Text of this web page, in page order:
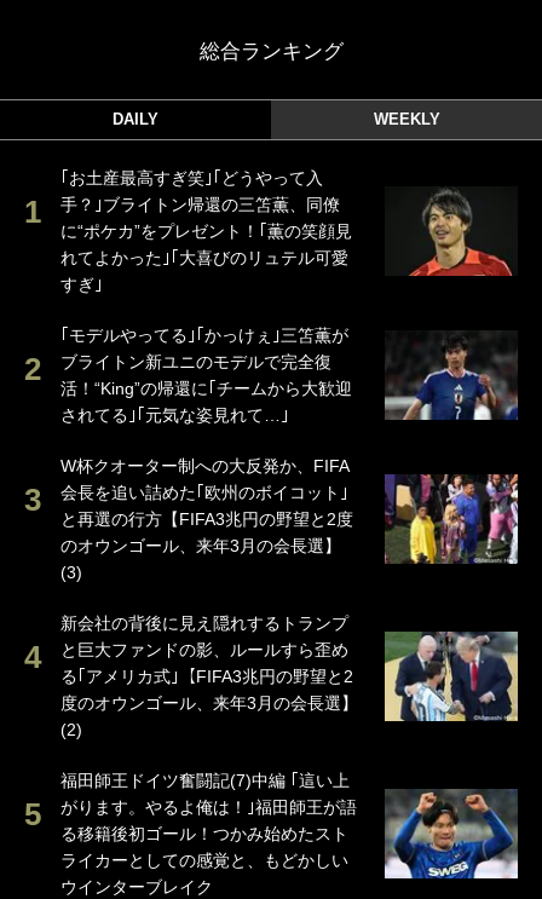
総合ランキング
DAILY WEEKLY
｢お土産最高すぎ笑｣｢どうやって入
手？｣ブライトン帰還の三笘薫、同僚
に“ポケカ”をプレゼント！｢薫の笑顔見
れてよかった｣｢大喜びのリュテル可愛
すぎ｣
｢モデルやってる｣｢かっけぇ｣三笘薫が
ブライトン新ユニのモデルで完全復
活！“King”の帰還に｢チームから大歓迎
されてる｣｢元気な姿見れて…｣
W杯クオーター制への大反発か、FIFA
会長を追い詰めた｢欧州のボイコット｣
と再選の行方【FIFA3兆円の野望と2度
のオウンゴール、来年3月の会長選】
(3)
新会社の背後に見え隠れするトランプ
と巨大ファンドの影、ルールすら歪め
る｢アメリカ式｣【FIFA3兆円の野望と2
度のオウンゴール、来年3月の会長選】
(2)
福田師王ドイツ奮闘記(7)中編 ｢這い上
がります。やるよ俺は！｣福田師王が語
る移籍後初ゴール！つかみ始めたスト
ライカーとしての感覚と、もどかしい
ウインターブレイク